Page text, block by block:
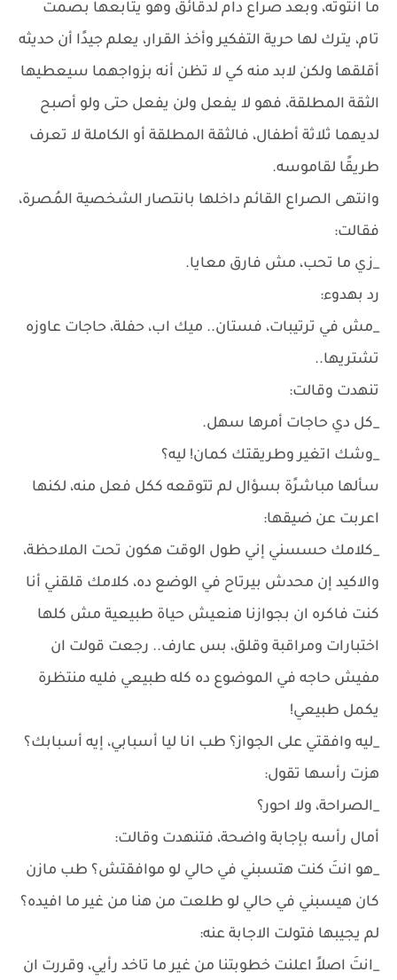
ما انتوته، وبعد صراع دام لدقائق وهو يتابعها بصمت
تام، يترك لها حرية التفكير وأخذ القرار، يعلم جيدًا أن حديثه
أقلقها ولكن لابد منه كي لا تظن أنه بزواجهما سيعطيها
الثقة المطلقة، فهو لا يفعل ولن يفعل حتى ولو أصبح
لديهما ثلاثة أطفال، فالثقة المطلقة أو الكاملة لا تعرف
طريقًا لقاموسه.
وانتهى الصراع القائم داخلها بانتصار الشخصية المُصرة،
فقالت:
_زي ما تحب، مش فارق معايا.
رد بهدوء:
_مش في ترتيبات، فستان.. ميك اب، حفلة، حاجات عاوزه
تشتريها..
تنهدت وقالت:
_كل دي حاجات أمرها سهل.
_وشك اتغير وطريقتك كمان! ليه؟
سألها مباشرًة بسؤال لم تتوقعه ككل فعل منه، لكنها
اعربت عن ضيقها:
_كلامك حسسني إني طول الوقت هكون تحت الملاحظة،
والاكيد إن محدش بيرتاح في الوضع ده، كلامك قلقني أنا
كنت فاكره ان بجوازنا هنعيش حياة طبيعية مش كلها
اختبارات ومراقبة وقلق، بس عارف.. رجعت قولت ان
مفيش حاجه في الموضوع ده كله طبيعي فليه منتظرة
يكمل طبيعي!
_ليه وافقتي على الجواز؟ طب انا ليا أسبابي، إيه أسبابك؟
هزت رأسها تقول:
_الصراحة، ولا احور؟
أمال رأسه بإجابة واضحة، فتنهدت وقالت:
_هو انتَ كنت هتسبني في حالي لو موافقتش؟ طب مازن
كان هيسبني في حالي لو طلعت من هنا من غير ما افيده؟
لم يجيبها فتولت الاجابة عنه:
_انتَ اصلاً اعلنت خطوبتنا من غير ما تاخد رأيي، وقررت ان